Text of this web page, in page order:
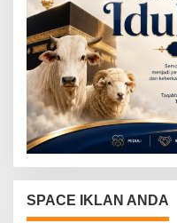
SPACE IKLAN ANDA